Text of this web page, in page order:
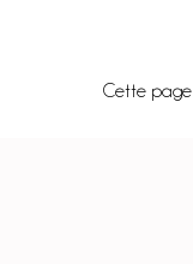
Cette page